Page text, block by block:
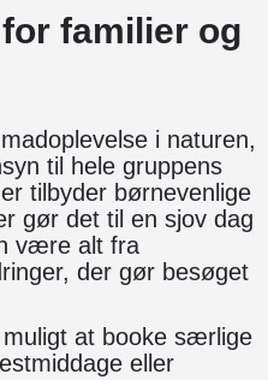
familier og
i naturen,
til hele gruppens
tilbyder børnevenlige
gør det til en sjov dag
være alt fra
der gør besøget
at booke særlige
eller